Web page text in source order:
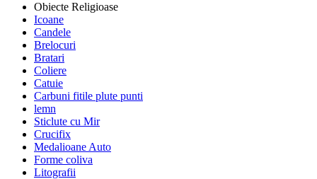
Obiecte Religioase
Icoane
Candele
Brelocuri
Bratari
Coliere
Catuie
Carbuni fitile plute punti
lemn
Sticlute cu Mir
Crucifix
Medalioane Auto
Forme coliva
Litografii